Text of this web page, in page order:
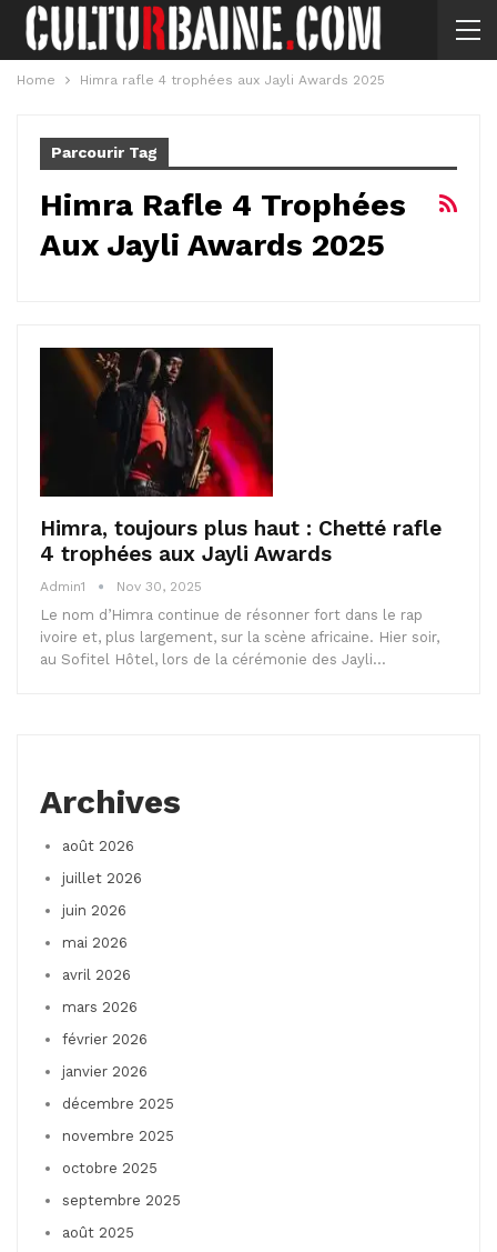
Home Himra rafle 4 trophées aux Jayli Awards 2025
Parcourir Tag
Himra Rafle 4 Trophées
Aux Jayli Awards 2025
Himra, toujours plus haut : Chetté rafle
4 trophées aux Jayli Awards
Admin1 Nov 30, 2025
Le nom d’Himra continue de résonner fort dans le rap
ivoire et, plus largement, sur la scène africaine. Hier soir,
au Sofitel Hôtel, lors de la cérémonie des Jayli…
Archives
août 2026
juillet 2026
juin 2026
mai 2026
avril 2026
mars 2026
février 2026
janvier 2026
décembre 2025
novembre 2025
octobre 2025
septembre 2025
août 2025